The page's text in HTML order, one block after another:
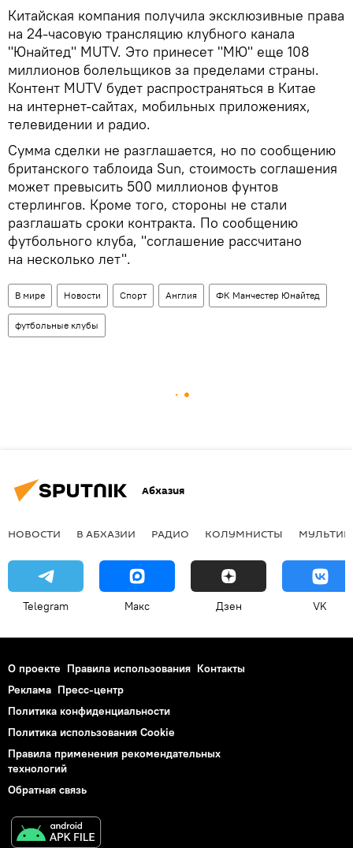
Китайская компания получила эксклюзивные права
на 24-часовую трансляцию клубного канала
"Юнайтед" MUTV. Это принесет "МЮ" еще 108
миллионов болельщиков за пределами страны.
Контент MUTV будет распространяться в Китае
на интернет-сайтах, мобильных приложениях,
телевидении и радио.
Сумма сделки не разглашается, но по сообщению
британского таблоида Sun, стоимость соглашения
может превысить 500 миллионов фунтов
стерлингов. Кроме того, стороны не стали
разглашать сроки контракта. По сообщению
футбольного клуба, "соглашение рассчитано
на несколько лет".
В мире Новости Спорт Англия ФК Манчестер Юнайтед
футбольные клубы
Абхазия
НОВОСТИ В АБХАЗИИ РАДИО КОЛУМНИСТЫ
Telegram Макс Дзен VK
О проекте Правила использования Контакты
Реклама Пресс-центр
Политика конфиденциальности
Политика использования Cookie
Правила применения рекомендательных
технологий
Обратная связь